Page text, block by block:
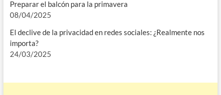
Preparar el balcón para la primavera
08/04/2025
El declive de la privacidad en redes sociales: ¿Realmente nos
importa?
24/03/2025